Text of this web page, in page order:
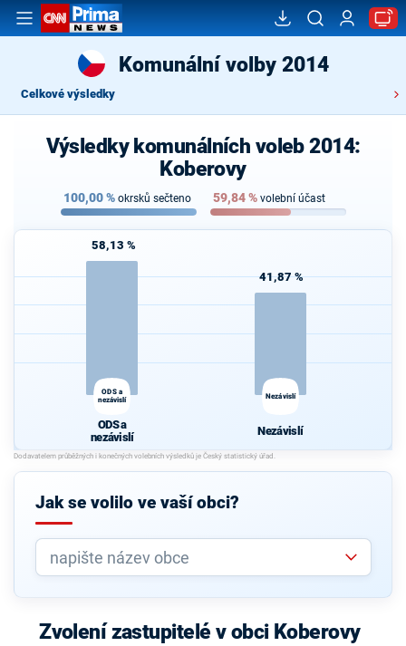
Komunální volby 2014
Celkové výsledky
Výsledky komunálních voleb 2014:
Koberovy
100,00% okrsků sečteno 59,84% volební účast
58,13 %
ODS a
nezávislí
ODS a
nezávislí
41,87 %
Nezávislí
Nezávislí
Jak se volilo ve vaší obci?
Zvolení zastupitelé v obci Koberovy